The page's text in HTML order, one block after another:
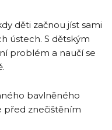
děti začnou jíst sami
ústech. S dětským
problém a naučí se
bavlněného
před znečištěním